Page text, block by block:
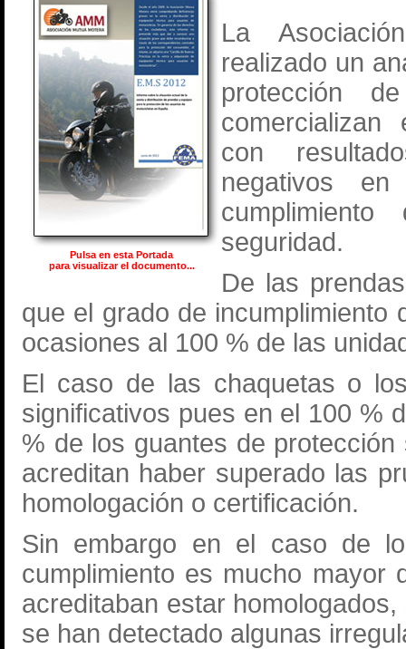
Pulsa en esta Portada
para visualizar el documento...
La
realizado un
protección
con
negativos
seguridad.
De las
que el grado de incumplimiento
ocasiones al 100 % de las
El caso de las chaquetas o
significativos pues en el 100 %
% de los guantes de
acreditan haber superado las
homologación o certificación.
Sin embargo en el caso de
cumplimiento es mucho mayor
acreditaban estar
se han detectado algunas